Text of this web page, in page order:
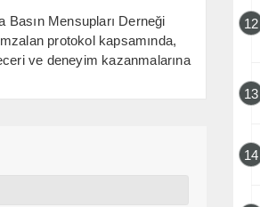
Mensupları Derneği
protokol kapsamında,
ve deneyim kazanmalarına
12
13
14